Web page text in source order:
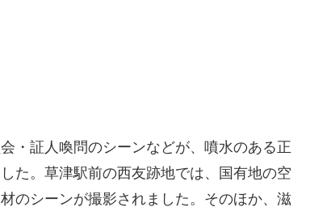
・証人喚問のシーンなどが、噴水のある正
た。草津駅前の西友跡地では、国有地の空
のシーンが撮影されました。そのほか、滋